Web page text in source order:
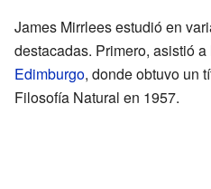
James Mirrlees estudió en
destacadas. Primero, asistió a
Edimburgo, donde obtuvo un
Filosofía Natural en 1957.